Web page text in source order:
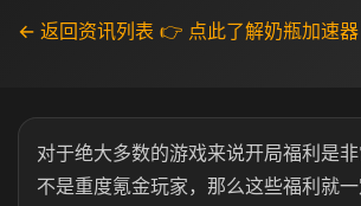
← 返回资讯列表 👉 点此了解奶瓶加速器
对于绝大多数的游戏来说开局福利是
不是重度氪金玩家，那么这些福利就